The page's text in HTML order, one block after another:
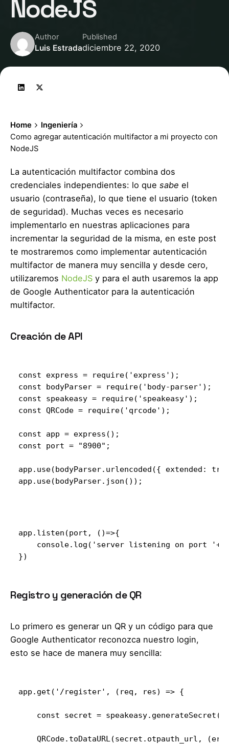
NodeJS
Author
Luis Estrada
Published
diciembre 22, 2020
Home
Ingeniería
Como agregar autenticación multifactor a mi proyecto con
NodeJS
La autenticación multifactor combina dos
credenciales independientes: lo que sabe el
usuario (contraseña), lo que tiene el usuario (token
de seguridad). Muchas veces es necesario
implementarlo en nuestras aplicaciones para
incrementar la seguridad de la misma, en este post
te mostraremos como implementar autenticación
multifactor de manera muy sencilla y desde cero,
utilizaremos NodeJS y para el auth usaremos la app
de Google Authenticator para la autenticación
multifactor.
Creación de API
const express = require('express');
const bodyParser = require('body-parser');
const speakeasy = require('speakeasy');
const QRCode = require('qrcode');
const app = express();
const port = "8900";
app.use(bodyParser.urlencoded({ extended:
app.use(bodyParser.json());
app.listen(port, ()=>{
console.log('server listening on port '+
})
Registro y generación de QR
Lo primero es generar un QR y un código para que
Google Authenticator reconozca nuestro login,
esto se hace de manera muy sencilla:
app.get('/register', (req, res) => {
const secret =
QRCode.toDataURL(secret.otpauth_url,